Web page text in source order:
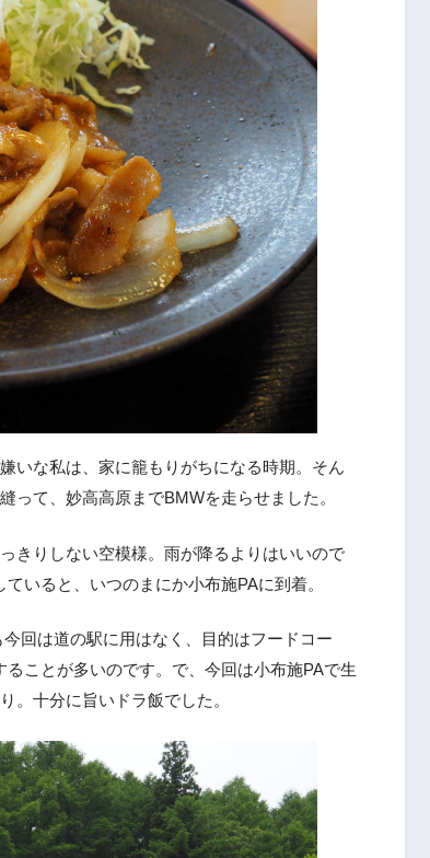
いな私は、家に籠もりがちになる時期。そん
って、妙高高原までBMWを走らせました。
きりしない空模様。雨が降るよりはいいので
いると、いつのまにか小布施PAに到着。
回は道の駅に用はなく、目的はフードコー
ことが多いのです。で、今回は小布施PAで生
。十分に旨いドラ飯でした。